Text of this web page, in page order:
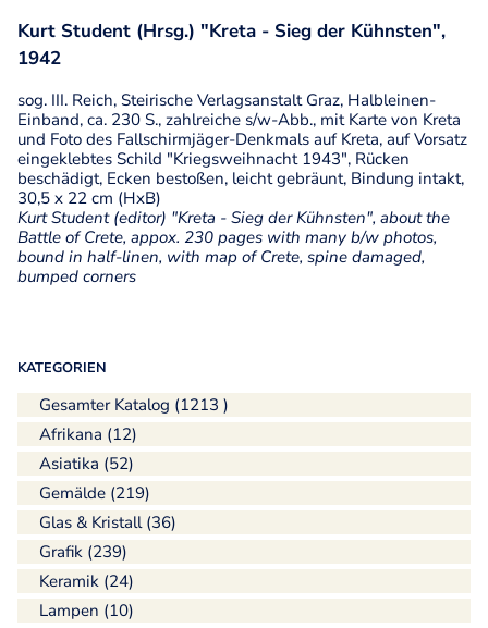
KATEGORIEN
Gesamter Katalog (1213 )
Afrikana (12)
Asiatika (52)
Gemälde (219)
Glas & Kristall (36)
Grafik (239)
Keramik (24)
Lampen (10)
Kurt Student (Hrsg.) "Kreta - Sieg der Kühnsten",
1942
sog. III. Reich, Steirische Verlagsanstalt Graz, Halbleinen-
Einband, ca. 230 S., zahlreiche s/w-Abb., mit Karte von Kreta
und Foto des Fallschirmjäger-Denkmals auf Kreta, auf Vorsatz
eingeklebtes Schild "Kriegsweihnacht 1943", Rücken
beschädigt, Ecken bestoßen, leicht gebräunt, Bindung intakt,
30,5 x 22 cm (HxB)
Kurt Student (editor) "Kreta - Sieg der Kühnsten", about the
Battle of Crete, appox. 230 pages with many b/w photos,
bound in half-linen, with map of Crete, spine damaged,
bumped corners